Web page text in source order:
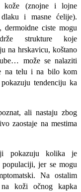
kože (znojne i lojne
i masne ćelije).
dermoidne ciste mogu
strukture koje
na hrskavicu, koštano
može se nalaziti
na telu i na bilo kom
tendenciju ka
ali nastaju zbog
zaostaje na mestima
pokazuju kolika je
jer se mogu
Na ostalim
koži očnog kapka